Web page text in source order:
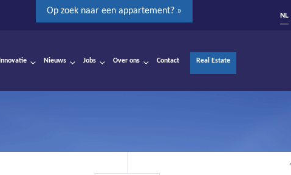
Op zoek naar een appartement? » NL
Innovatie Nieuws Jobs Over ons Contact Real Estate